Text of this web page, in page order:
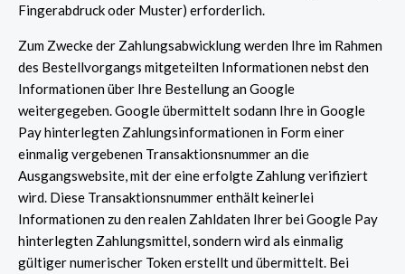
Fingerabdruck oder Muster) erforderlich.
Zum Zwecke der Zahlungsabwicklung werden Ihre im Rahmen
des Bestellvorgangs mitgeteilten Informationen nebst den
Informationen über Ihre Bestellung an Google
weitergegeben. Google übermittelt sodann Ihre in Google
Pay hinterlegten Zahlungsinformationen in Form einer
einmalig vergebenen Transaktionsnummer an die
Ausgangswebsite, mit der eine erfolgte Zahlung verifiziert
wird. Diese Transaktionsnummer enthält keinerlei
Informationen zu den realen Zahldaten Ihrer bei Google Pay
hinterlegten Zahlungsmittel, sondern wird als einmalig
gültiger numerischer Token erstellt und übermittelt. Bei